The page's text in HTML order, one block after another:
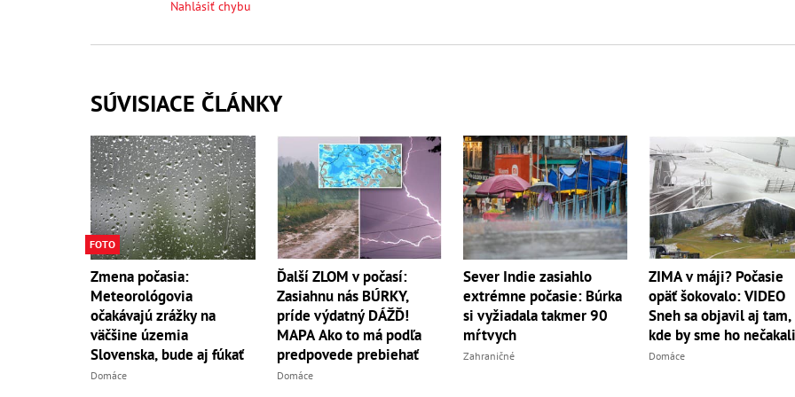
Nahlásiť chybu
SÚVISIACE ČLÁNKY
FOTO
Zmena počasia:
Meteorológovia
očakávajú zrážky na
väčšine územia
Slovenska, bude aj fúkať
Domáce
Ďalší ZLOM v počasí:
Zasiahnu nás BÚRKY,
príde výdatný DÁŽĎ!
MAPA Ako to má podľa
predpovede prebiehať
Domáce
Sever Indie zasiahlo
extrémne počasie: Búrka
si vyžiadala takmer 90
mŕtvych
Zahraničné
ZIMA v máji? Počasie
opäť šokovalo: VIDEO
Sneh sa objavil aj tam,
kde by sme ho
Domáce